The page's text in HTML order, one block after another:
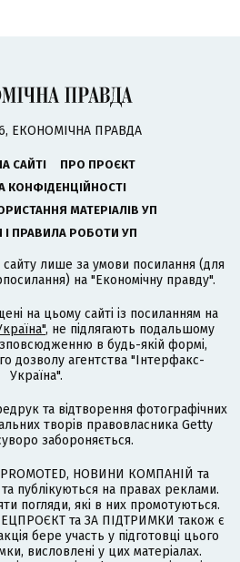
ЕКОНОМІЧНА ПРАВДА
САЙТІ
ПРО ПРОЄКТ
КОНФІДЕНЦІЙНОСТІ
МАТЕРІАЛІВ УП
ПРАВИЛА РОБОТИ УП
сайту лише за умови посилання (для
на "Економічну правду".
на цьому сайті із посиланням на
, не підлягають подальшому
в будь-якій формі,
дозволу агентства "Інтерфакс-
Україна".
та відтворення фотографічних
творів правовласника Getty
забороняється.
НОВИНИ КОМПАНІЙ та
публікуються на правах реклами.
погляди, які в них промотуються.
та ЗА ПІДТРИМКИ також є
бере участь у підготовці цього
висловлені у цих матеріалах.